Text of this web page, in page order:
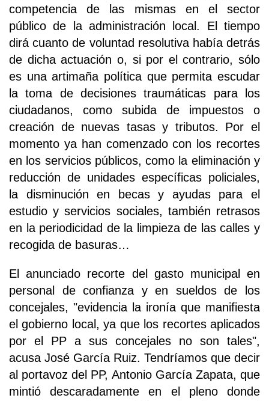
competencia de las mismas en el sector
público de la administración local. El tiempo
dirá cuanto de voluntad resolutiva había detrás
de dicha actuación o, si por el contrario, sólo
es una artimaña política que permita escudar
la toma de decisiones traumáticas para los
ciudadanos, como subida de impuestos o
creación de nuevas tasas y tributos. Por el
momento ya han comenzado con los recortes
en los servicios públicos, como la eliminación y
reducción de unidades específicas policiales,
la disminución en becas y ayudas para el
estudio y servicios sociales, también retrasos
en la periodicidad de la limpieza de las calles y
recogida de basuras…
El anunciado recorte del gasto municipal en
personal de confianza y en sueldos de los
concejales, "evidencia la ironía que manifiesta
el gobierno local, ya que los recortes aplicados
por el PP a sus concejales no son tales",
acusa José García Ruiz. Tendríamos que decir
al portavoz del PP, Antonio García Zapata, que
mintió descaradamente en el pleno donde